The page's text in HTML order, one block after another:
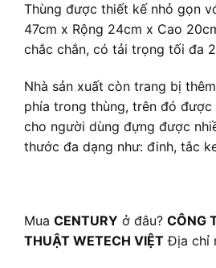
Thùng được thiết kế nhỏ gọn
47cm x Rộng 24cm x Cao
chắc chắn, có tải trọng tối đa
Nhà sản xuất còn trang bị
phía trong thùng, trên đó được
cho người dùng đựng được
thước đa dạng như: đinh, tắc
Mua CENTURY ở đâu? CÔNG
THUẬT WETECH VIỆT Địa chỉ